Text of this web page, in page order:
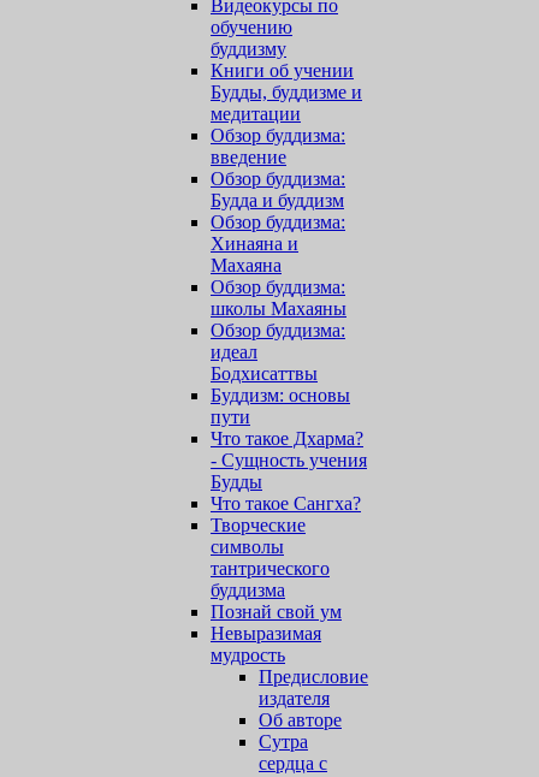
Видеокурсы по
обучению
буддизму
Книги об учении
Будды, буддизме и
медитации
Обзор буддизма:
введение
Обзор буддизма:
Будда и буддизм
Обзор буддизма:
Хинаяна и
Махаяна
Обзор буддизма:
школы Махаяны
Обзор буддизма:
идеал
Бодхисаттвы
Буддизм: основы
пути
Что такое Дхарма?
- Сущность учения
Будды
Что такое Сангха?
Творческие
символы
тантрического
буддизма
Познай свой ум
Невыразимая
мудрость
Предисловие
издателя
Об авторе
Сутра
сердца с